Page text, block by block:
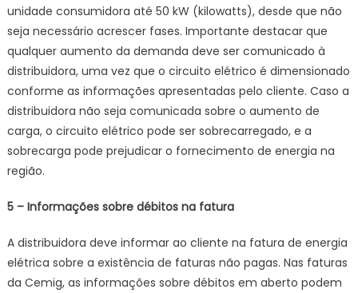
unidade consumidora até 50 kW (kilowatts), desde que não
seja necessário acrescer fases. Importante destacar que
qualquer aumento da demanda deve ser comunicado à
distribuidora, uma vez que o circuito elétrico é dimensionado
conforme as informações apresentadas pelo cliente. Caso a
distribuidora não seja comunicada sobre o aumento de
carga, o circuito elétrico pode ser sobrecarregado, e a
sobrecarga pode prejudicar o fornecimento de energia na
região.
5 – Informações sobre débitos na fatura
A distribuidora deve informar ao cliente na fatura de energia
elétrica sobre a existência de faturas não pagas. Nas faturas
da Cemig, as informações sobre débitos em aberto podem